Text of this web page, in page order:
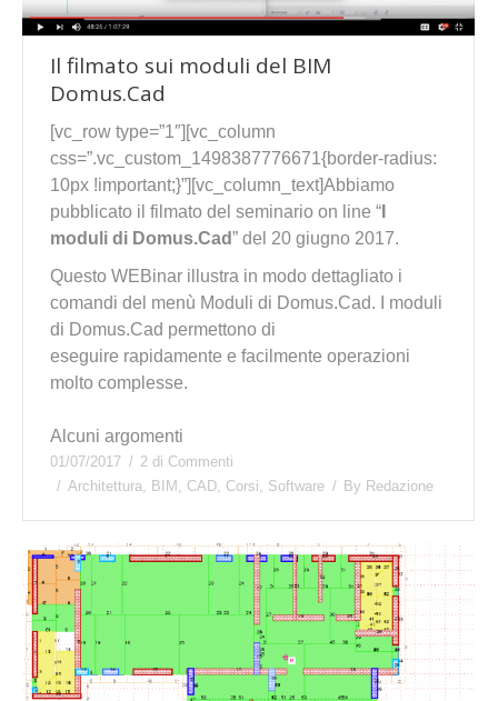
Il filmato sui moduli del BIM
Domus.Cad
[vc_row type=”1″][vc_column
css=”.vc_custom_1498387776671{border-radius:
10px !important;}”][vc_column_text]Abbiamo
pubblicato il filmato del seminario on line “
moduli di Domus.Cad” del 20 giugno 2017.
Questo WEBinar illustra in modo dettagliato i
comandi del menù Moduli di Domus.Cad. I moduli
di Domus.Cad permettono di
eseguire rapidamente e facilmente operazioni
molto complesse.
Alcuni argomenti
01/07/2017
2 di Commenti
Architettura
BIM CAD Corsi Software By Redazione